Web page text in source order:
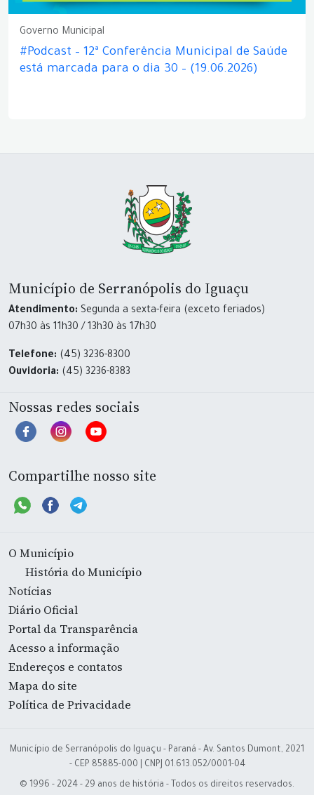
Governo Municipal
#Podcast – 12ª Conferência Municipal de Saúde
está marcada para o dia 30 – (19.06.2026)
Município de Serranópolis do Iguaçu
Atendimento: Segunda a sexta-feira (exceto feriados)
07h30 às 11h30 / 13h30 às 17h30
Telefone: (45) 3236-8300
Ouvidoria: (45) 3236-8383
Nossas redes sociais
Compartilhe nosso site
O Município
História do Município
Notícias
Diário Oficial
Portal da Transparência
Acesso a informação
Endereços e contatos
Mapa do site
Política de Privacidade
Município de Serranópolis do Iguaçu - Paraná - Av. Santos Dumont, 2021
- CEP 85885-000 | CNPJ 01.613.052/0001-04
© 1996 - 2024 - 29 anos de história - Todos os direitos reservados.